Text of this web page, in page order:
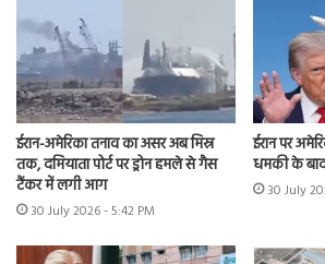
ईरान-अमेरिका तनाव का असर अब मिस्र
तक, दमियाता पोर्ट पर ड्रोन हमले से गैस
टैंकर में लगी आग
30 July 2026 - 5:42 PM
ईरान पर
धमकी के
30 July